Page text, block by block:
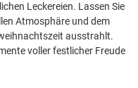
Leckereien. Lassen Sie
Atmosphäre und dem
ausstrahlt.
voller festlicher Freude